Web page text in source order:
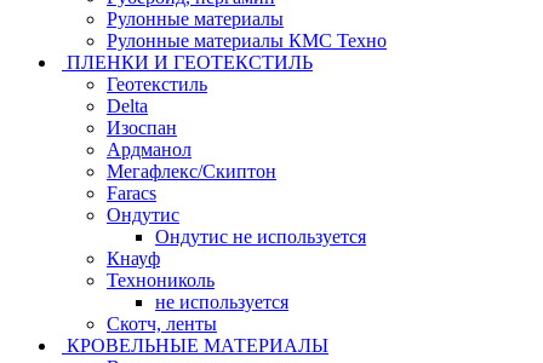
Рулонные материалы
Рулонные материалы КМС Техно
ПЛЕНКИ И ГЕОТЕКСТИЛЬ
Геотекстиль
Delta
Изоспан
Ардманол
Мегафлекс/Скиптон
Faracs
Ондутис
Ондутис не используется
Кнауф
Технониколь
не используется
Скотч, ленты
КРОВЕЛЬНЫЕ МАТЕРИАЛЫ